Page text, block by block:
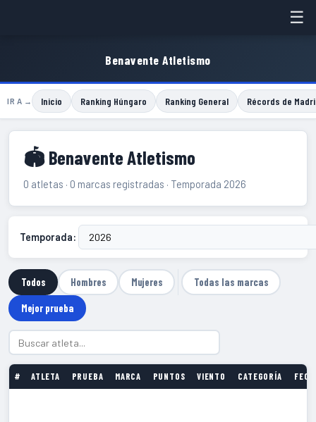
☰
Benavente Atletismo
IR A → Inicio Ranking Húngaro Ranking General Récords de
🏟 Benavente Atletismo
0 atletas · 0 marcas registradas · Temporada 2026
Temporada:
Todos Hombres Mujeres Todas las marcas
Mejor prueba
# ATLETA PRUEBA MARCA PUNTOS VIENTO CATEGORÍA